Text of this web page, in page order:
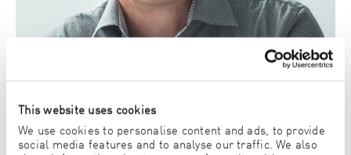
This website uses cookies
We use cookies to personalise content and ads, to provide
social media features and to analyse our traffic. We also
BEVIST RENSLIGHET